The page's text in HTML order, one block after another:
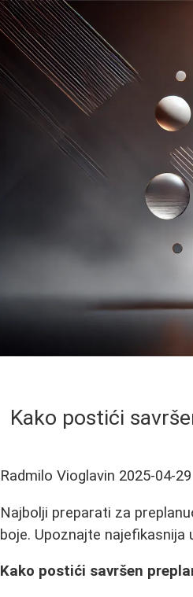
Kako postići
Radmilo Vioglavin 2025-04-29
Najbolji preparati za
boje. Upoznajte najefikasnija
Kako postići savršen